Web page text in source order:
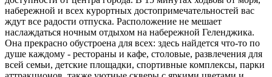
набережной и всех курортных достопримечательностей вас
ждут все радости отпуска. Расположение не мешает
наслаждаться ночным отдыхом на набережной Геленджика.
Она прекрасно обустроена для всех: здесь найдется что-то по
душе каждому - рестораны и кафе, столовые, развлечения для
всей семьи, детские площадки, спортивные комплексы, парки